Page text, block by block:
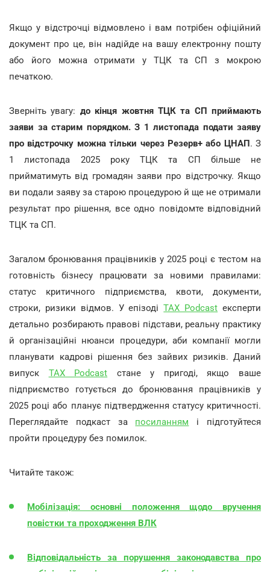
Якщо у відстрочці відмовлено і вам потрібен офіційний
документ про це, він надійде на вашу електронну пошту
або його можна отримати у ТЦК та СП з мокрою
печаткою.
Зверніть увагу: до кінця жовтня ТЦК та СП приймають
заяви за старим порядком. З 1 листопада подати заяву
про відстрочку можна тільки через Резерв+ або ЦНАП. З
1 листопада 2025 року ТЦК та СП більше не
прийматимуть від громадян заяви про відстрочку. Якщо
ви подали заяву за старою процедурою й ще не отримали
результат про рішення, все одно повідомте відповідний
ТЦК та СП.
Загалом бронювання працівників у 2025 році є тестом на
готовність бізнесу працювати за новими правилами:
статус критичного підприємства, квоти, документи,
строки, ризики відмов. У епізодіTAX Podcast експерти
детально розбирають правові підстави, реальну практику
й організаційні нюанси процедури, аби компанії могли
планувати кадрові рішення без зайвих ризиків. Даний
випуск TAX Podcast стане у пригоді, якщо ваше
підприємство готується до бронювання працівників у
2025 році або планує підтвердження статусу критичності.
Переглядайте подкаст за посиланням і підготуйтеся
пройти процедуру без помилок.
Читайте також:
Мобілізація: основні положення щодо вручення
повістки та проходження ВЛК
Відповідальність за порушення законодавства про